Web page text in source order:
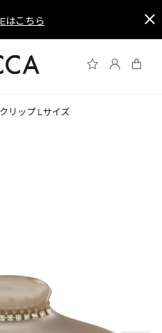
はこちら
リップ Lサイズ